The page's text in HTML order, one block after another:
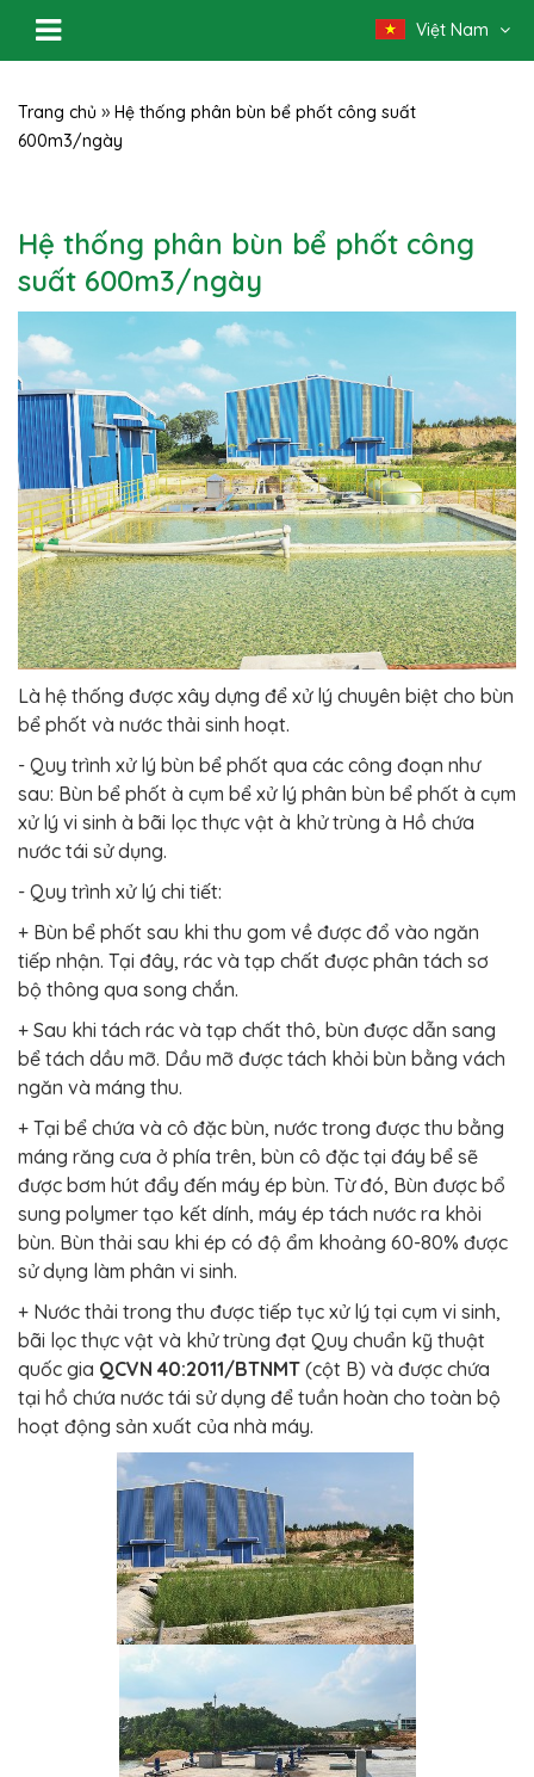
Việt Nam
Trang chủ » Hệ thống phân bùn bể phốt công suất
600m3/ngày
Hệ thống phân bùn bể phốt công
suất 600m3/ngày
Là hệ thống được xây dựng để xử lý chuyên biệt cho bùn
bể phốt và nước thải sinh hoạt.
- Quy trình xử lý bùn bể phốt qua các công đoạn như
sau: Bùn bể phốt à cụm bể xử lý phân bùn bể phốt à cụm
xử lý vi sinh à bãi lọc thực vật à khử trùng à Hồ chứa
nước tái sử dụng.
- Quy trình xử lý chi tiết:
+ Bùn bể phốt sau khi thu gom về được đổ vào ngăn
tiếp nhận. Tại đây, rác và tạp chất được phân tách sơ
bộ thông qua song chắn.
+ Sau khi tách rác và tạp chất thô, bùn được dẫn sang
bể tách dầu mỡ. Dầu mỡ được tách khỏi bùn bằng vách
ngăn và máng thu.
+ Tại bể chứa và cô đặc bùn, nước trong được thu bằng
máng răng cưa ở phía trên, bùn cô đặc tại đáy bể sẽ
được bơm hút đẩy đến máy ép bùn. Từ đó, Bùn được bổ
sung polymer tạo kết dính, máy ép tách nước ra khỏi
bùn. Bùn thải sau khi ép có độ ẩm khoảng 60-80% được
sử dụng làm phân vi sinh.
+ Nước thải trong thu được tiếp tục xử lý tại cụm vi sinh,
bãi lọc thực vật và khử trùng đạt Quy chuẩn kỹ thuật
quốc gia QCVN 40:2011/BTNMT (cột B) và được chứa
tại hồ chứa nước tái sử dụng để tuần hoàn cho toàn bộ
hoạt động sản xuất của nhà máy.